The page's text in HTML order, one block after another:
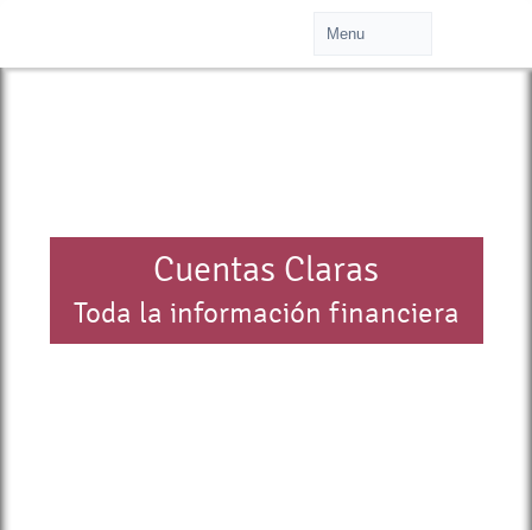
Cuentas Claras
Toda la información financiera